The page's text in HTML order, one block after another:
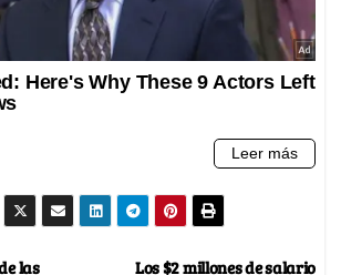
Los $2 millones de salario
las